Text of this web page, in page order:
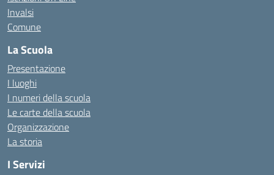
Invalsi
Comune
La Scuola
Presentazione
I luoghi
I numeri della scuola
Le carte della scuola
Organizzazione
La storia
I Servizi